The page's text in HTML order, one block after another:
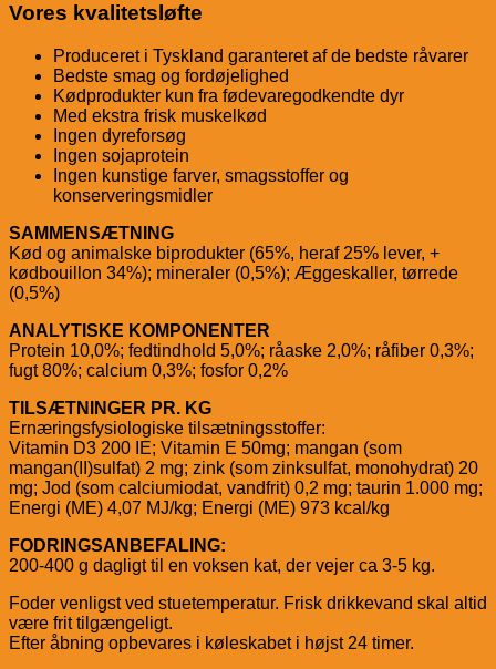
Vores kvalitetsløfte
Produceret i Tyskland garanteret af de bedste råvarer
Bedste smag og fordøjelighed
Kødprodukter kun fra fødevaregodkendte dyr
Med ekstra frisk muskelkød
Ingen dyreforsøg
Ingen sojaprotein
Ingen kunstige farver, smagsstoffer og
konserveringsmidler
SAMMENSÆTNING
Kød og animalske biprodukter (65%, heraf 25% lever, +
kødbouillon 34%); mineraler (0,5%); Æggeskaller, tørrede
(0,5%)
ANALYTISKE KOMPONENTER
Protein 10,0%; fedtindhold 5,0%; råaske 2,0%; råfiber 0,3%;
fugt 80%; calcium 0,3%; fosfor 0,2%
TILSÆTNINGER PR. KG
Ernæringsfysiologiske tilsætningsstoffer:
Vitamin D3 200 IE; Vitamin E 50mg; mangan (som
mangan(II)sulfat) 2 mg; zink (som zinksulfat, monohydrat) 20
mg; Jod (som calciumiodat, vandfrit) 0,2 mg; taurin 1.000 mg;
Energi (ME) 4,07 MJ/kg; Energi (ME) 973 kcal/kg
FODRINGSANBEFALING:
200-400 g dagligt til en voksen kat, der vejer ca 3-5 kg.
Foder venligst ved stuetemperatur. Frisk drikkevand skal altid
være frit tilgængeligt.
Efter åbning opbevares i køleskabet i højst 24 timer.